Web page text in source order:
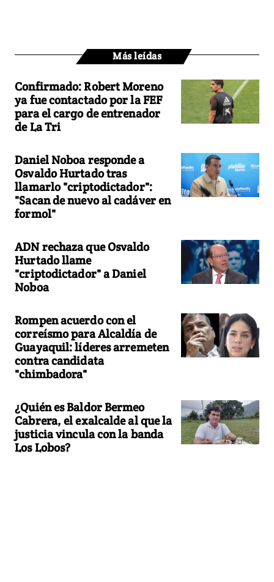
Más leídas
Confirmado: Robert Moreno
ya fue contactado por la FEF
para el cargo de entrenador
de La Tri
Daniel Noboa responde a
Osvaldo Hurtado tras
llamarlo "criptodictador":
"Sacan de nuevo al cadáver en
formol"
ADN rechaza que Osvaldo
Hurtado llame
"criptodictador" a Daniel
Noboa
Rompen acuerdo con el
correísmo para Alcaldía de
Guayaquil: líderes arremeten
contra candidata
"chimbadora"
¿Quién es Baldor Bermeo
Cabrera, el exalcalde al que la
justicia vincula con la banda
Los Lobos?